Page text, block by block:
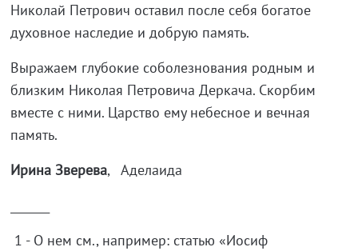
Николай Петрович оставил после себя богатое
духовное наследие и добрую память.
Выражаем глубокие соболезнования родным и
близким Николая Петровича Деркача. Скорбим
вместе с ними. Царство ему небесное и вечная
память.
Ирина Зверева, Аделаида
1 - О нем см., например: статью «Иосиф